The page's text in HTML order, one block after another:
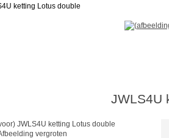
ketting Lotus double
JWLS4U
vergroten